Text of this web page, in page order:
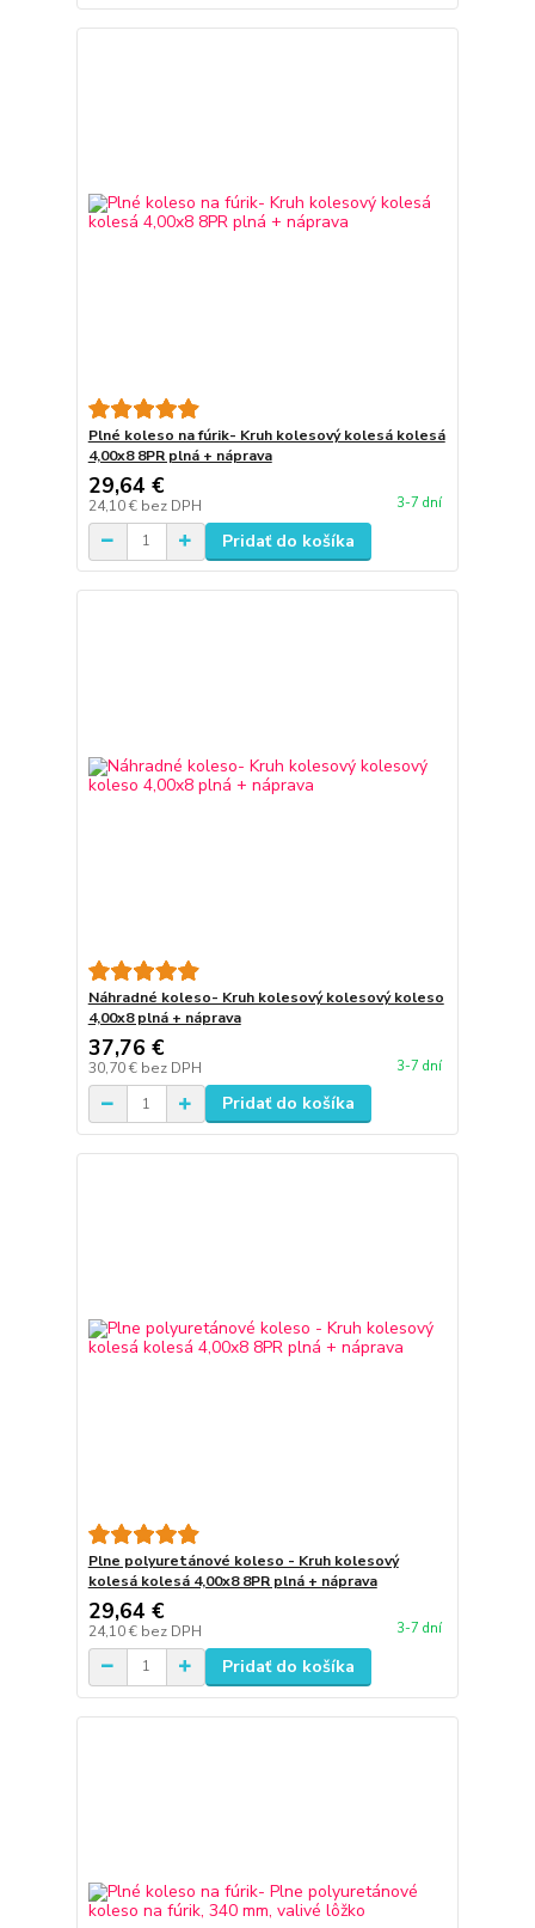
Plné koleso na fúrik- Kruh kolesový kolesá kolesá
4,00x8 8PR plná + náprava
29,64 €
24,10 € bez DPH 3-7 dní
Pridať do košíka
Náhradné koleso- Kruh kolesový kolesový koleso
4,00x8 plná + náprava
37,76 €
30,70 € bez DPH 3-7 dní
Pridať do košíka
Plne polyuretánové koleso - Kruh kolesový
kolesá kolesá 4,00x8 8PR plná + náprava
29,64 €
24,10 € bez DPH 3-7 dní
Pridať do košíka